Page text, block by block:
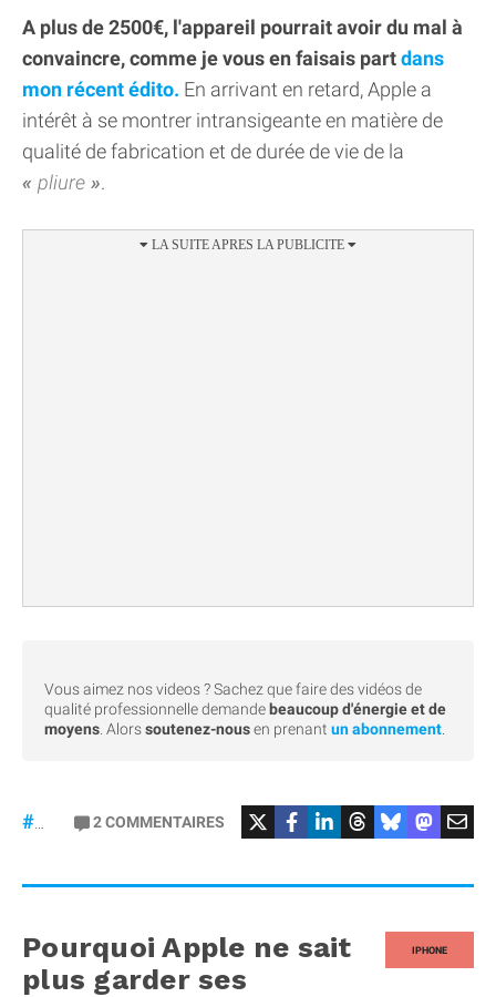
A plus de 2500€, l'appareil pourrait avoir du mal à
convaincre, comme je vous en faisais partdans
mon récent édito. En arrivant en retard, Apple a
intérêt à se montrer intransigeante en matière de
qualité de fabrication et de durée de vie de la
pliure
.
Vous aimez nos videos ? Sachez que faire des vidéos de
qualité professionnelle demande beaucoup d'énergie et de
moyens. Alorssoutenez-nousen prenant un abonnement.
#iPhoneFold #iPhonePliable
2COMMENTAIRES
IPHONE
Pourquoi Apple ne sait
plus garder ses